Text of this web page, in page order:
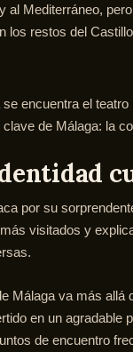
al Mediterráneo,
los restos del
encuentra el
de Málaga: la
por su
visitados y
Málaga va más
en un agradable
de encuentro